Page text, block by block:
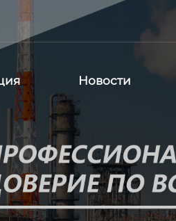
Новости